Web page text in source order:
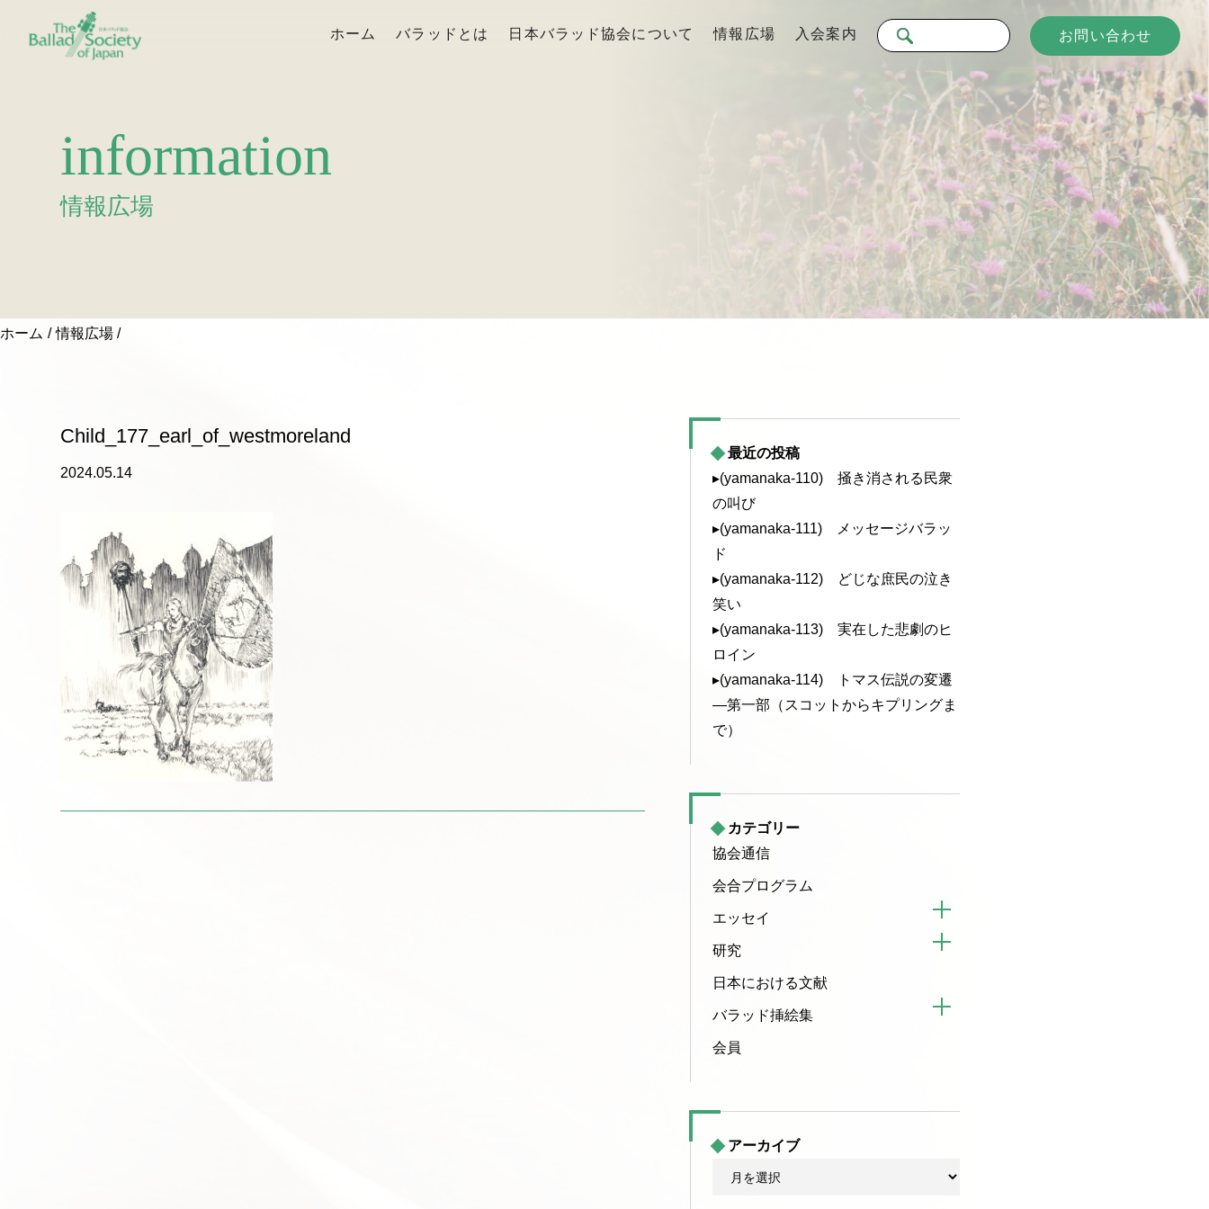
ホーム バラッドとは 日本バラッド協会について 情報広場 入会案内 お問い合わせ
information
情報広場
ホーム 情報広場
Child_177_earl_of_westmoreland
2024.05.14
最近の投稿
▸(yamanaka-110) 掻き消される民衆
の叫び
▸(yamanaka-111) メッセージバラッ
ド
▸(yamanaka-112) どじな庶民の泣き
笑い
▸(yamanaka-113) 実在した悲劇のヒ
ロイン
▸(yamanaka-114) トマス伝説の変遷
—第一部（スコットからキプリングま
で）
カテゴリー
協会通信
会合プログラム
エッセイ
研究
日本における文献
バラッド挿絵集
会員
アーカイブ